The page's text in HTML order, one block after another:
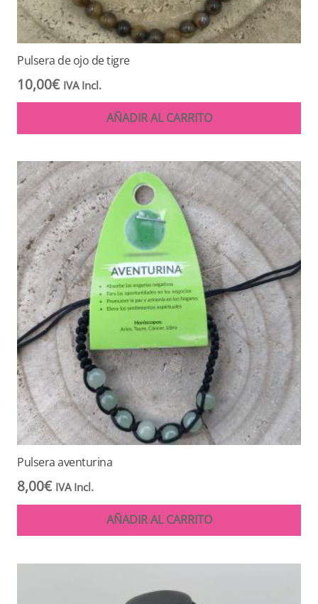
Pulsera de ojo de tigre
10,00€ IVA Incl.
AÑADIR AL CARRITO
Pulsera aventurina
8,00€ IVA Incl.
AÑADIR AL CARRITO